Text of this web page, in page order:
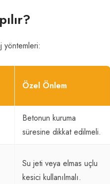
yöntemleri:
Özel Önlem
Betonun kuruma
süresine dikkat edilmeli.
Su jeti veya elmas uçlu
kesici kullanılmalı.